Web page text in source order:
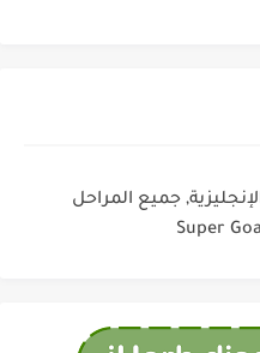
جميع المراحل
Super